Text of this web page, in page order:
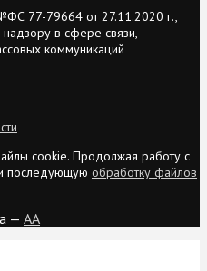
77-79664 от 27.11.2020 г.,
в сфере связи,
коммуникаций
cookie. Продолжая работу с
последующую обработку файлов
— AA